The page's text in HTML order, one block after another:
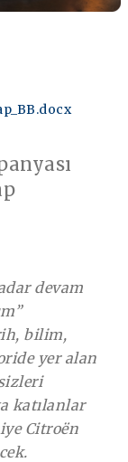
devam
bilim,
yer alan
katılanlar
Citroën